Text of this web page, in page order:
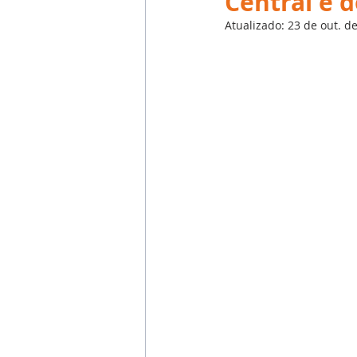
Emprego Avaliação de
Atualizado: 23 de out.